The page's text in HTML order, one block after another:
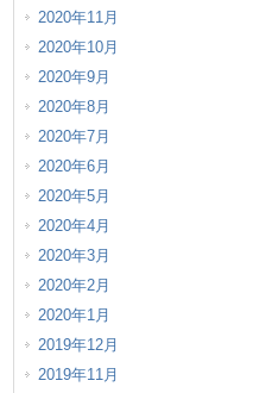
2020年11月
2020年10月
2020年9月
2020年8月
2020年7月
2020年6月
2020年5月
2020年4月
2020年3月
2020年2月
2020年1月
2019年12月
2019年11月